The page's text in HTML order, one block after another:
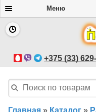
Меню
+375 (33)
Главная » Каталог »